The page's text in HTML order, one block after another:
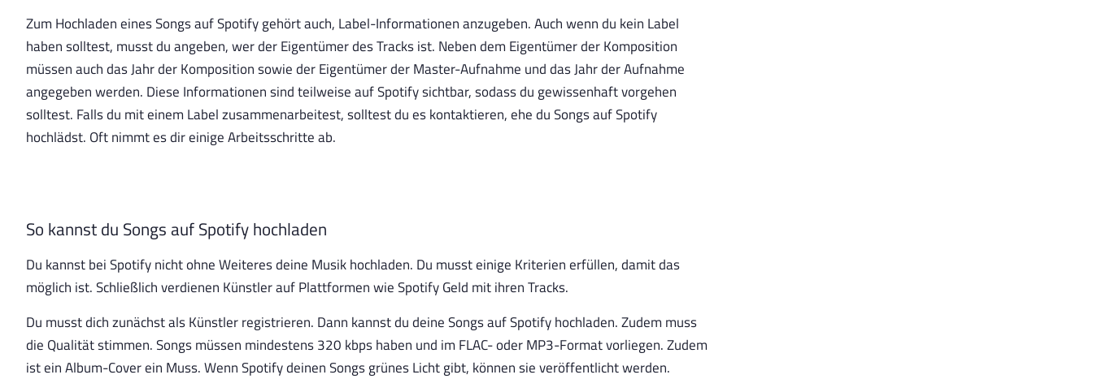
Zum Hochladen eines Songs auf Spotify gehört auch, Label-Informationen anzugeben. Auch wenn du kein Label
haben solltest, musst du angeben, wer der Eigentümer des Tracks ist. Neben dem Eigentümer der Komposition
müssen auch das Jahr der Komposition sowie der Eigentümer der Master-Aufnahme und das Jahr der Aufnahme
angegeben werden. Diese Informationen sind teilweise auf Spotify sichtbar, sodass du gewissenhaft vorgehen
solltest. Falls du mit einem Label zusammenarbeitest, solltest du es kontaktieren, ehe du Songs auf Spotify
hochlädst. Oft nimmt es dir einige Arbeitsschritte ab.
So kannst du Songs auf Spotify hochladen
Du kannst bei Spotify nicht ohne Weiteres deine Musik hochladen. Du musst einige Kriterien erfüllen, damit das
möglich ist. Schließlich verdienen Künstler auf Plattformen wie Spotify Geld mit ihren Tracks.
Du musst dich zunächst als Künstler registrieren. Dann kannst du deine Songs auf Spotify hochladen. Zudem muss
die Qualität stimmen. Songs müssen mindestens 320 kbps haben und im FLAC- oder MP3-Format vorliegen. Zudem
ist ein Album-Cover ein Muss. Wenn Spotify deinen Songs grünes Licht gibt, können sie veröffentlicht werden.